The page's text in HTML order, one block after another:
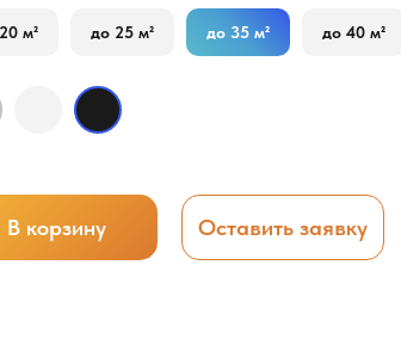
м² до 25 м² до 35 м² до 40 м²
В корзину Оставить заявку